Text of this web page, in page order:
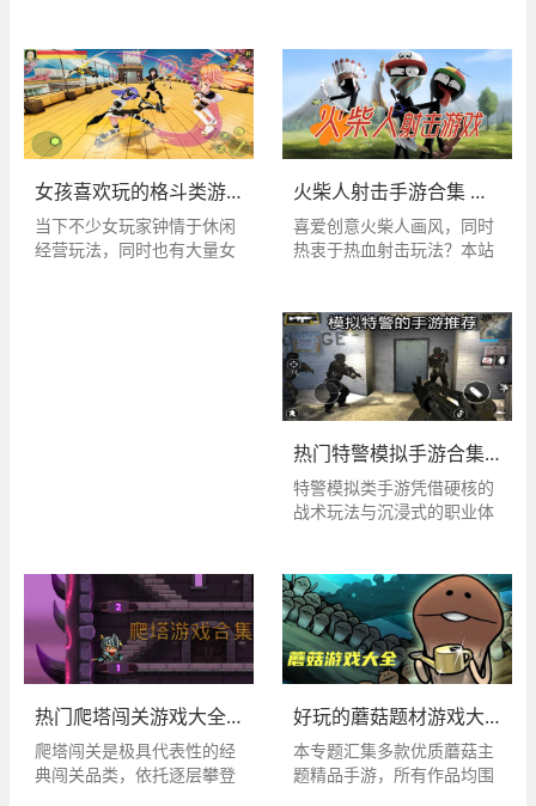
穴搭建、族群拓殖等趣味生
存劳作，解锁多样生存、建
造、对战玩法，喜欢微观昆
虫题材游戏的玩家，可一键
下载畅玩。
玩，无论休闲摸鱼还是日常
放松都十分适配，海量全新
养成小游戏持续更新上新，
各类创意养成内容应有尽有
流畅的操作体验与多元的关
卡设计收获海量玩家喜爱。
本站精心整合打造火柴人闯
关游戏合集，汇聚火柴人空
岛生存、解压火柴人、火柴
人大乱斗、保卫火柴人 2、
火柴人战争遗产、粉碎火柴
人、火柴人冲突、火柴人派
对等多款优质手游。在游戏
体验冒险、对战、生存等多
样玩法，整体内容趣味十
足、耐玩度拉满。无论是休
闲娱乐还是挑战自我，这里
都有合适的选择，欢迎广大
玩家前来下载体验。
女孩喜欢玩的格斗类游戏大全 上手简单角色颜值出众
当下不少女玩家钟情于休闲
经营玩法，同时也有大量女
求精彩对战，还是欣赏高颜
值角色，都能在这里找到心
仪之作。喜爱格斗玩法的女
玩家不妨前来体验，感受热
血格斗带来的独特魅力。
火柴人射击手游合集 经典火柴人射击游戏大全
喜爱创意火柴人画风，同时
热衷于热血射击玩法？本站
人狙击手 4、火柴人弓箭
手、混战火柴人、火柴人不
能死、火柴人神射手等多款
经典佳作。系列作品延续简
约亮眼的火柴人美术风格，
搭配流畅利落的射击操作与
多元趣味关卡挑战，玩法丰
富、体验十足。无论是精准
狙击、拉弓远射还是热血乱
界，拿起武器开启畅快刺激
的射击冒险，感受别具一格
的游戏乐趣。
热门特警模拟手游合集 经典反恐特警游戏推荐
特警模拟类手游凭借硬核的
战术玩法与沉浸式的职业体
类复杂场景执行营救人质、
平定危机、反恐突击等高危
任务，亲身感受特警队伍的
责任与使命，圆心中的特警
梦想。本期专题为大家整合
多款优质特警模拟手游，包
含反恐特警、特警模拟器、
严阵以待等热门作品，每款
游戏都拥有独特的玩法体系
热门爬塔闯关游戏大全｜经典优质爬塔手游合集推荐
爬塔闯关是极具代表性的经
典闯关品类，依托逐层攀登
好玩的蘑菇题材游戏大全
本专题汇集多款优质蘑菇主
题精品手游，所有作品均围